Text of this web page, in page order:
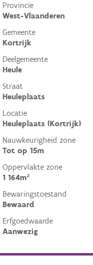
Provincie
West-Vlaanderen
Gemeente
Kortrijk
Deelgemeente
Heule
Straat
Heuleplaats
Locatie
Heuleplaats (Kortrijk)
Nauwkeurigheid zone
Tot op 15m
Oppervlakte zone
1 164m²
Bewaringstoestand
Bewaard
Erfgoedwaarde
Aanwezig